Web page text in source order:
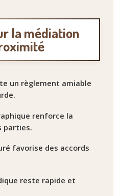
la médiation
un règlement amiable
renforce la
parties.
favorise des accords
reste rapide et